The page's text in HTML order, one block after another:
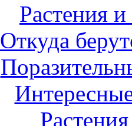
Растения
Откуда